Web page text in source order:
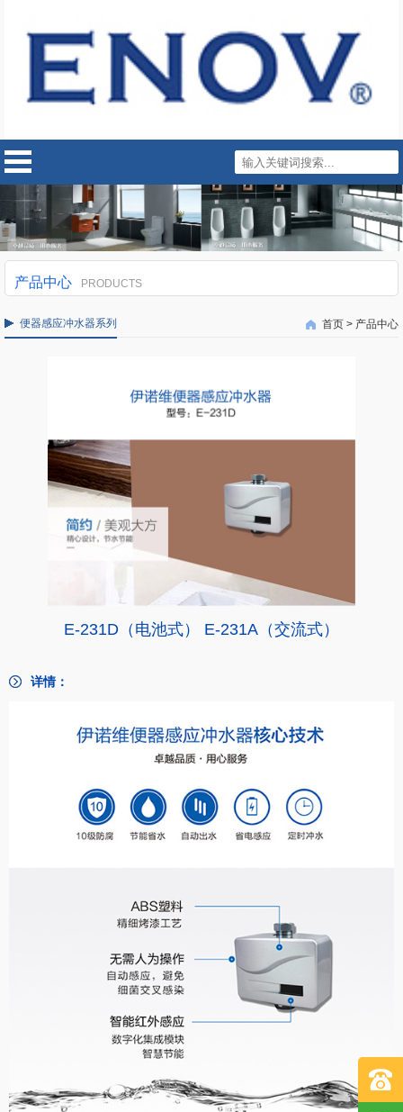
产品中心 PRODUCTS
首页 > 产品中心
便器感应冲水器系列
E-231D（电池式） E-231A（交流式）
详情：